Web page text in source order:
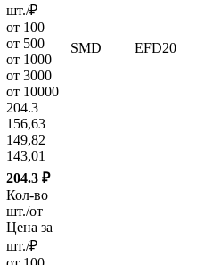
шт./₽
от 100
от 500
от 1000
от 3000
от 10000
204.3
156,63
149,82
143,01
SMD EFD20
204.3 ₽
Кол-во
шт./от
Цена за
шт./₽